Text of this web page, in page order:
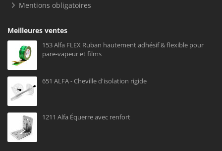
Mentions obligatoires
Meilleures ventes
153 Alfa FLEX Ruban hautement adhésif & flexible pour
pare-vapeur et films
651 ALFA - Cheville d'isolation rigide
1211 Alfa Équerre avec renfort